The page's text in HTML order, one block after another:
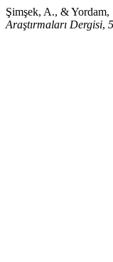
Şimşek, A., & Yordam,
Araştırmaları Dergisi, 5